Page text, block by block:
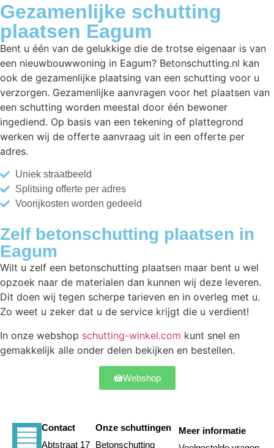
Gezamenlijke schutting
plaatsen Eagum
Bent u één van de gelukkige die de trotse eigenaar is van
een nieuwbouwwoning in Eagum? Betonschutting.nl kan
ook de gezamenlijke plaatsing van een schutting voor u
verzorgen. Gezamenlijke aanvragen voor het plaatsen van
een schutting worden meestal door één bewoner
ingediend. Op basis van een tekening of plattegrond
werken wij de offerte aanvraag uit in een offerte per
adres.
Uniek straatbeeld
Splitsing offerte per adres
Voorijkosten worden gedeeld
Zelf betonschutting plaatsen in
Eagum
Wilt u zelf een betonschutting plaatsen maar bent u wel
opzoek naar de materialen dan kunnen wij deze leveren.
Dit doen wij tegen scherpe tarieven en in overleg met u.
Zo weet u zeker dat u de service krijgt die u verdient!
In onze webshop schutting-winkel.com kunt snel en
gemakkelijk alle onder delen bekijken en bestellen.
Webshop
Contact
Abtstraat 17
Onze schuttingen
Betonschutting
Meer informatie